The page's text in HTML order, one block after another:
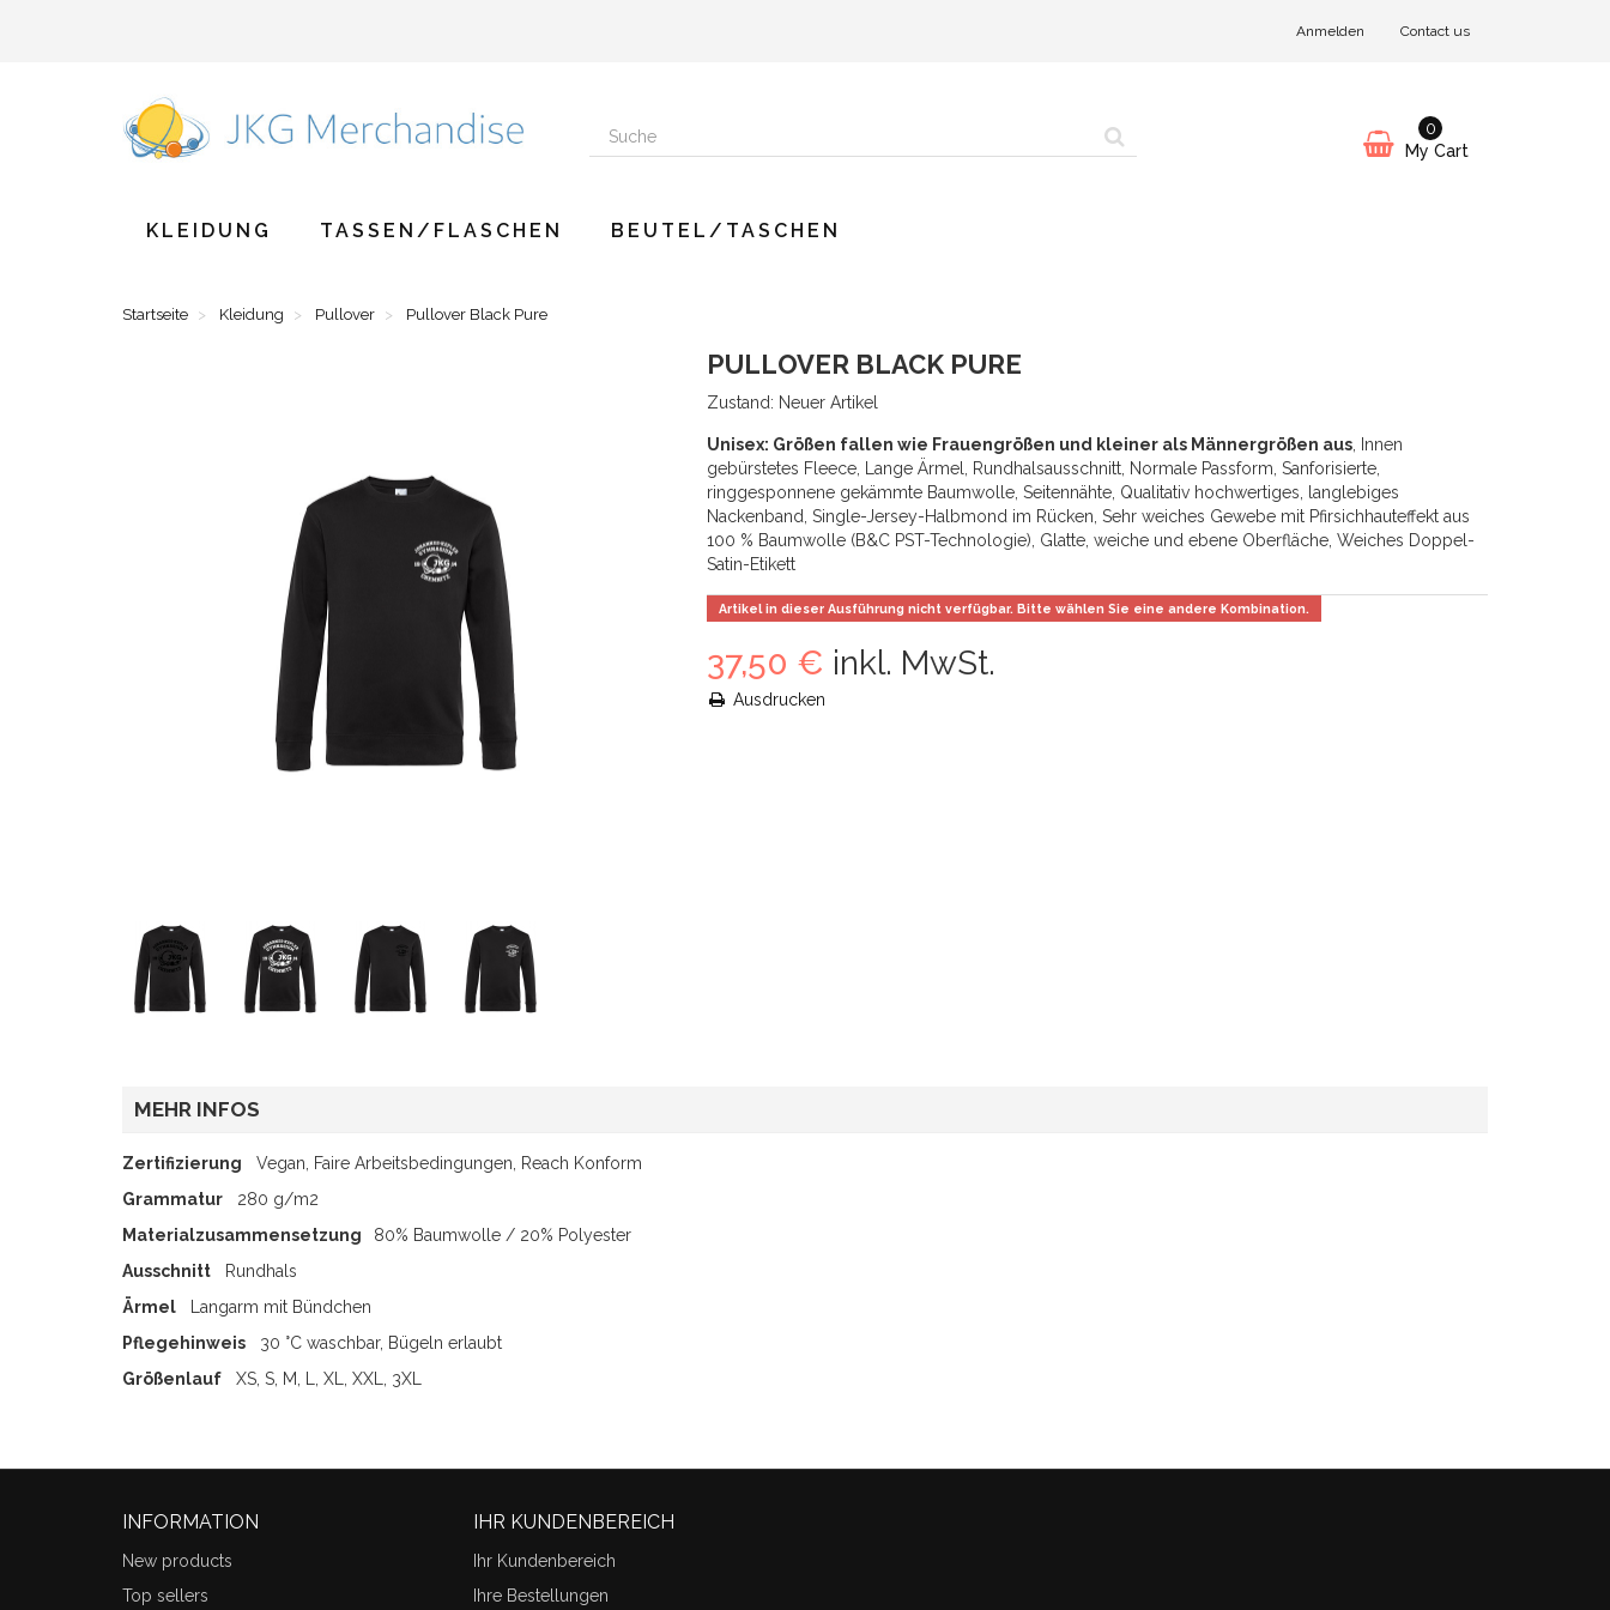
Anmelden Contact us
My Cart
0
KLEIDUNG TASSEN/FLASCHEN BEUTEL/TASCHEN
Startseite Kleidung Pullover Pullover Black Pure
PULLOVER BLACK PURE
Zustand: Neuer Artikel
Unisex: Größen fallen wie Frauengrößen und kleiner als Männergrößen aus, Innen
gebürstetes Fleece, Lange Ärmel, Rundhalsausschnitt, Normale Passform, Sanforisierte,
ringgesponnene gekämmte Baumwolle, Seitennähte, Qualitativ hochwertiges, langlebiges
Nackenband, Single-Jersey-Halbmond im Rücken, Sehr weiches Gewebe mit Pfirsichhauteffekt aus
100 % Baumwolle (B&C PST-Technologie), Glatte, weiche und ebene Oberfläche, Weiches Doppel-
Satin-Etikett
Artikel in dieser Ausführung nicht verfügbar. Bitte wählen Sie eine andere Kombination.
37,50 € inkl. MwSt.
Ausdrucken
MEHR INFOS
Zertifizierung Vegan, Faire Arbeitsbedingungen, Reach Konform
Grammatur 280 g/m2
Materialzusammensetzung
80% Baumwolle / 20% Polyester
Ausschnitt Rundhals
Ärmel Langarm mit Bündchen
Pflegehinweis 30 °C waschbar, Bügeln erlaubt
Größenlauf XS, S, M, L, XL, XXL, 3XL
INFORMATION
New products
Top sellers
IHR KUNDENBEREICH
Ihr Kundenbereich
Ihre Bestellungen